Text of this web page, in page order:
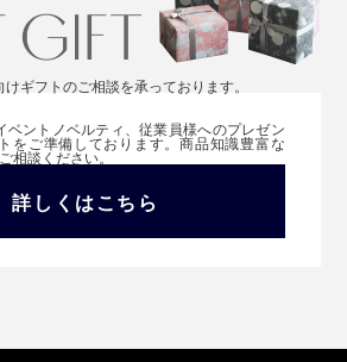
ギフトのご相談を承っております。
ベントノベルティ、従業員様へのプレゼン
をご準備しております。商品知識豊富な
相談ください。
詳しくはこちら